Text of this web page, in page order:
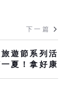
下一篇
遊節系列活
夏！拿好康